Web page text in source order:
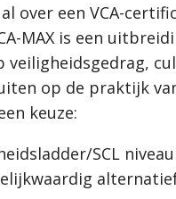
over een VCA-
MAX is een
op de praktijk
keuze:
SCL niveau